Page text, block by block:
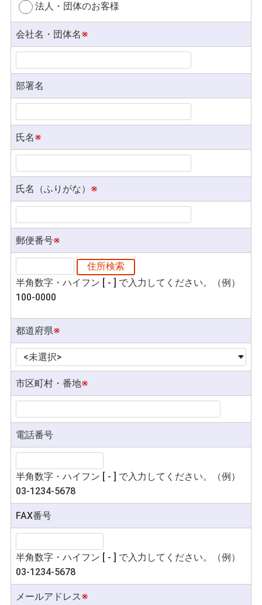
法人・団体のお客様
会社名・団体名※
部署名
氏名※
氏名（ふりがな） ※
郵便番号※
半角数字・ハイフン [ - ] で入力してください。（例）
100-0000
都道府県※
市区町村・番地※
電話番号
半角数字・ハイフン [ - ] で入力してください。（例）
03-1234-5678
FAX番号
半角数字・ハイフン [ - ] で入力してください。（例）
03-1234-5678
メールアドレス※